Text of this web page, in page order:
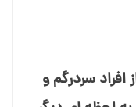
سردرگم و